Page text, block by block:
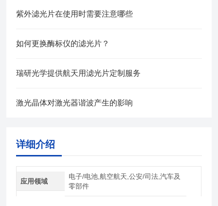
紫外滤光片在使用时需要注意哪些
如何更换酶标仪的滤光片？
瑞研光学提供航天用滤光片定制服务
激光晶体对激光器谐波产生的影响
详细介绍
应用领域
电子/电池,航空航天,公安/司法,汽车及
零部件